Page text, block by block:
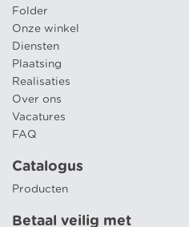
Folder
Onze winkel
Diensten
Plaatsing
Realisaties
Over ons
Vacatures
FAQ
Catalogus
Producten
Betaal veilig met